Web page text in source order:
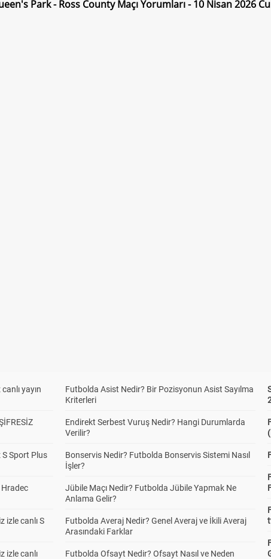
Park - Ross County Maçı Yorumları - 10 Nisan 2026
yayın
S Sport Plus
izle canlı S
izle canlı
Futbolda Asist Nedir? Bir Pozisyonun Asist Sayılma
Kriterleri
Endirekt Serbest Vuruş Nedir? Hangi Durumlarda
Verilir?
Bonservis Nedir? Futbolda Bonservis Sistemi Nasıl
İşler?
Jübile Maçı Nedir? Futbolda Jübile Yapmak Ne
Anlama Gelir?
Futbolda Averaj Nedir? Genel Averaj ve İkili Averaj
Arasındaki Farklar
Futbolda Ofsayt Nedir? Ofsayt Nasıl ve Neden